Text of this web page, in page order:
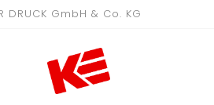
DRUCK GmbH & Co. KG